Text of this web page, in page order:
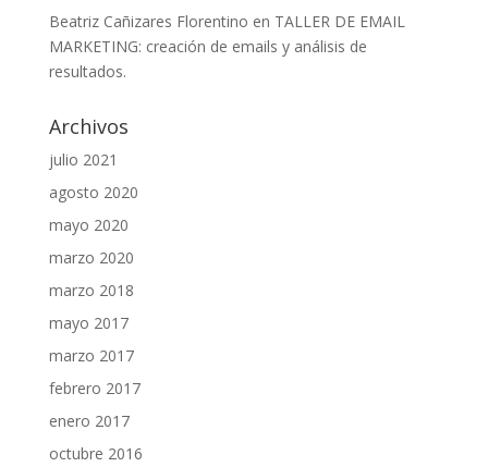
Beatriz Cañizares Florentino en TALLER DE EMAIL
MARKETING: creación de emails y análisis de
resultados.
Archivos
julio 2021
agosto 2020
mayo 2020
marzo 2020
marzo 2018
mayo 2017
marzo 2017
febrero 2017
enero 2017
octubre 2016